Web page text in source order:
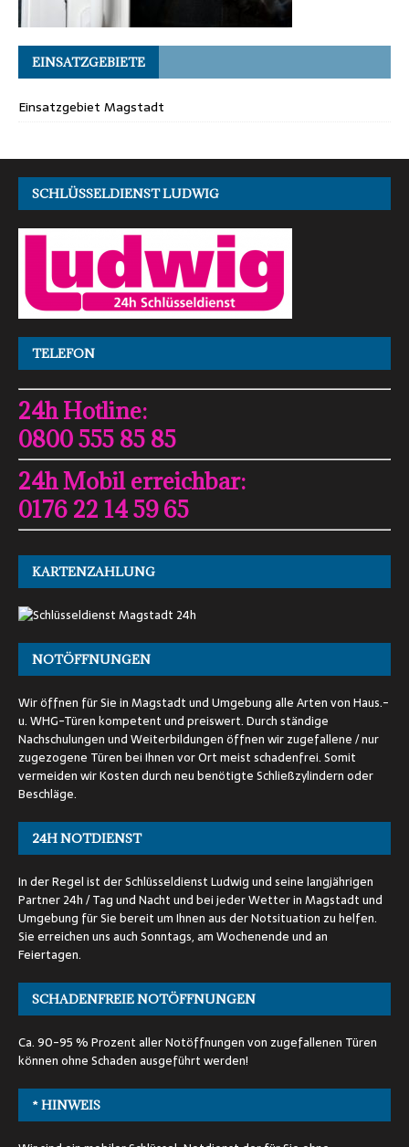
EINSATZGEBIETE
Einsatzgebiet Magstadt
SCHLÜSSELDIENST LUDWIG
TELEFON
24h Hotline:
0800 555 85 85
24h Mobil erreichbar:
0176 22 14 59 65
KARTENZAHLUNG
NOTÖFFNUNGEN
Wir öffnen für Sie in Magstadt und Umgebung alle Arten von Haus.-
u. WHG-Türen kompetent und preiswert. Durch ständige
Nachschulungen und Weiterbildungen öffnen wir zugefallene / nur
zugezogene Türen bei Ihnen vor Ort meist schadenfrei. Somit
vermeiden wir Kosten durch neu benötigte Schließzylindern oder
Beschläge.
24H NOTDIENST
In der Regel ist der Schlüsseldienst Ludwig und seine langjährigen
Partner 24h / Tag und Nacht und bei jeder Wetter in Magstadt und
Umgebung für Sie bereit um Ihnen aus der Notsituation zu helfen.
Sie erreichen uns auch Sonntags, am Wochenende und an
Feiertagen.
SCHADENFREIE NOTÖFFNUNGEN
Ca. 90-95 % Prozent aller Notöffnungen von zugefallenen Türen
können ohne Schaden ausgeführt werden!
* HINWEIS